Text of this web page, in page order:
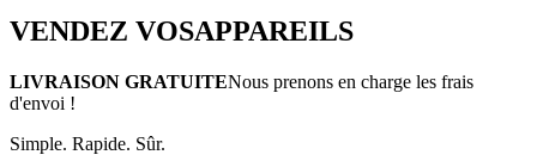
VENDEZ VOSAPPAREILS
LIVRAISON GRATUITENous prenons en charge les frais
d'envoi !
Simple. Rapide. Sûr.